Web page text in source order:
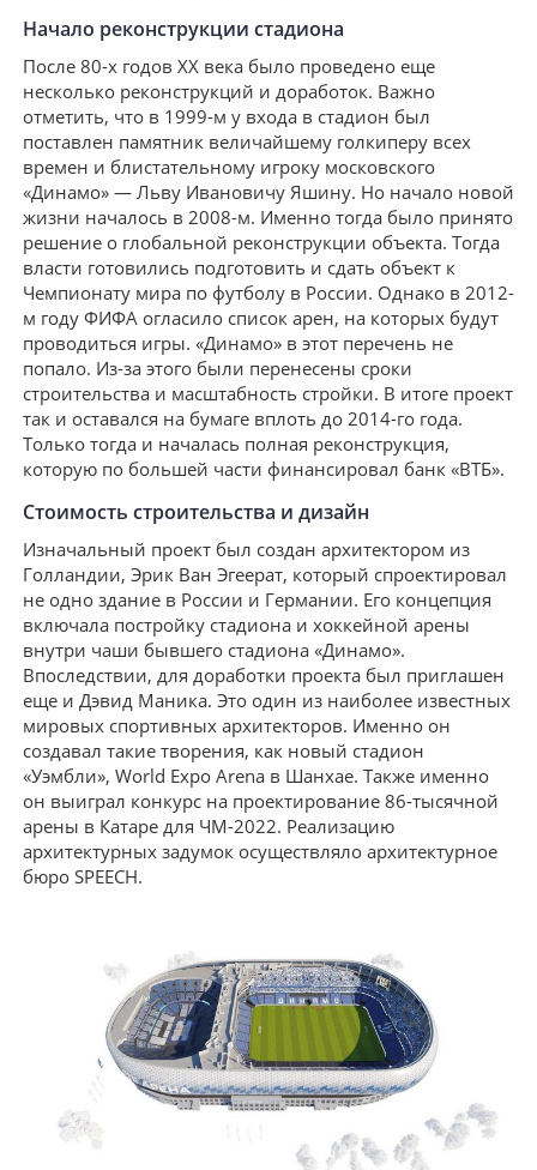
Начало реконструкции стадиона
После 80-х годов ХХ века было проведено еще
несколько реконструкций и доработок. Важно
отметить, что в 1999-м у входа в стадион был
поставлен памятник величайшему голкиперу всех
времен и блистательному игроку московского
«Динамо» — Льву Ивановичу Яшину. Но начало новой
жизни началось в 2008-м. Именно тогда было принято
решение о глобальной реконструкции объекта. Тогда
власти готовились подготовить и сдать объект к
Чемпионату мира по футболу в России. Однако в 2012-
м году ФИФА огласило список арен, на которых будут
проводиться игры. «Динамо» в этот перечень не
попало. Из-за этого были перенесены сроки
строительства и масштабность стройки. В итоге проект
так и оставался на бумаге вплоть до 2014-го года.
Только тогда и началась полная реконструкция,
которую по большей части финансировал банк «ВТБ».
Стоимость строительства и дизайн
Изначальный проект был создан архитектором из
Голландии, Эрик Ван Эгеерат, который спроектировал
не одно здание в России и Германии. Его концепция
включала постройку стадиона и хоккейной арены
внутри чаши бывшего стадиона «Динамо».
Впоследствии, для доработки проекта был приглашен
еще и Дэвид Маника. Это один из наиболее известных
мировых спортивных архитекторов. Именно он
создавал такие творения, как новый стадион
«Уэмбли», World Expo Arena в Шанхае. Также именно
он выиграл конкурс на проектирование 86-тысячной
арены в Катаре для ЧМ-2022. Реализацию
архитектурных задумок осуществляло архитектурное
бюро SPEECH.